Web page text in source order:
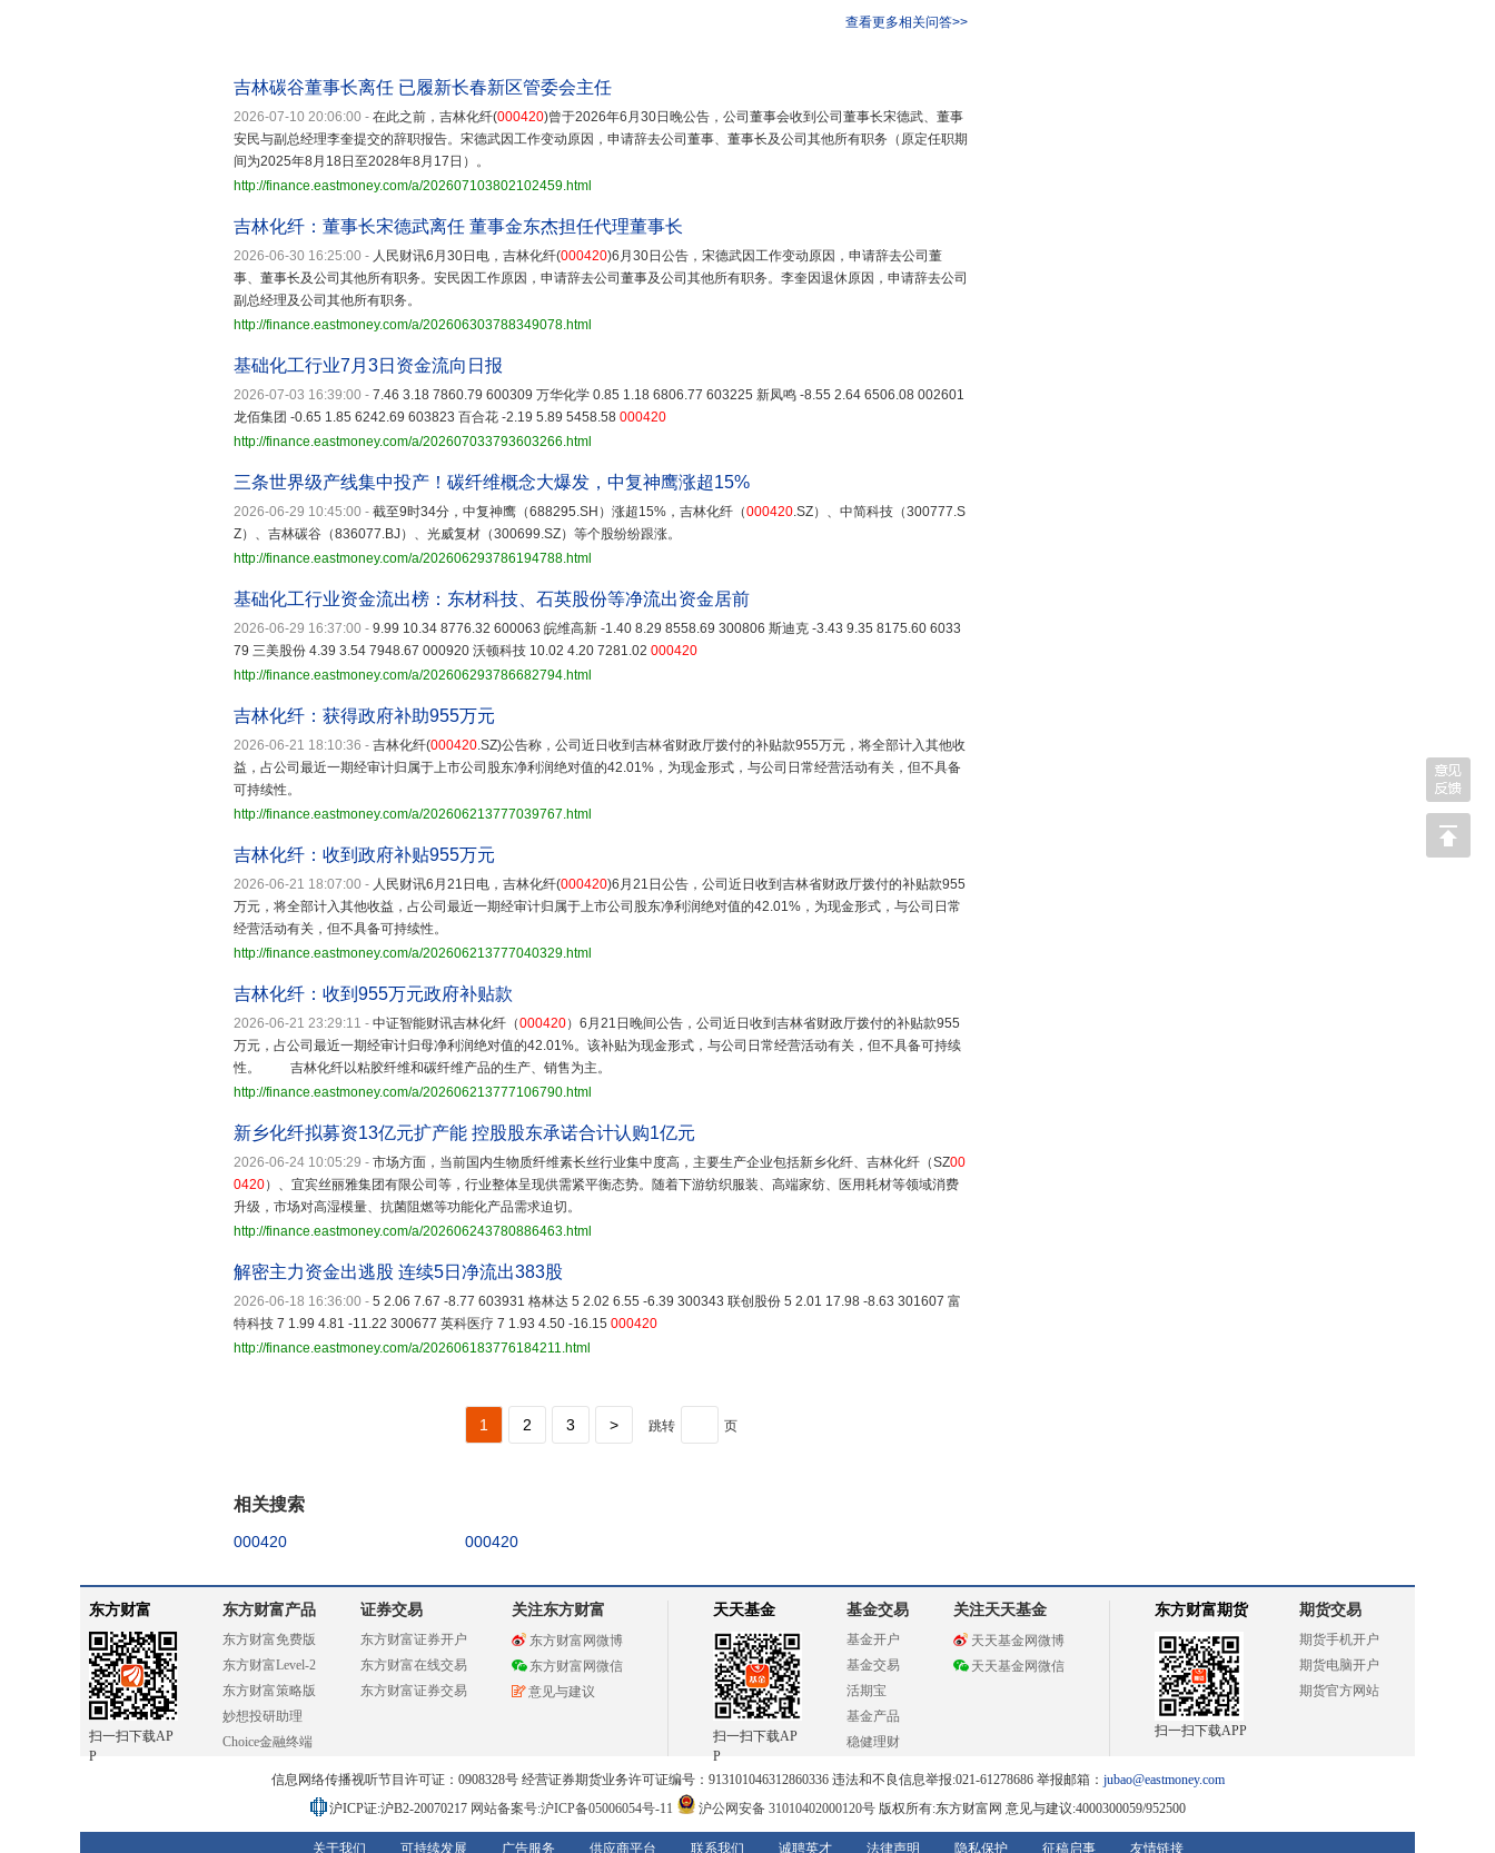
查看更多相关问答>>
吉林碳谷董事长离任 已履新长春新区管委会主任
2026-07-10 20:06:00 - 在此之前，吉林化纤(000420)曾于2026年6月30日晚公告，公司董事会收到公司董事长宋德武、董事
安民与副总经理李奎提交的辞职报告。宋德武因工作变动原因，申请辞去公司董事、董事长及公司其他所有职务（原定任职期
间为2025年8月18日至2028年8月17日）。
http://finance.eastmoney.com/a/202607103802102459.html
吉林化纤：董事长宋德武离任 董事金东杰担任代理董事长
2026-06-30 16:25:00 - 人民财讯6月30日电，吉林化纤(000420)6月30日公告，宋德武因工作变动原因，申请辞去公司董
事、董事长及公司其他所有职务。安民因工作原因，申请辞去公司董事及公司其他所有职务。李奎因退休原因，申请辞去公司
副总经理及公司其他所有职务。
http://finance.eastmoney.com/a/202606303788349078.html
基础化工行业7月3日资金流向日报
2026-07-03 16:39:00 - 7.46 3.18 7860.79 600309 万华化学 0.85 1.18 6806.77 603225 新凤鸣 -8.55 2.64 6506.08 002601
龙佰集团 -0.65 1.85 6242.69 603823 百合花 -2.19 5.89 5458.58 000420
http://finance.eastmoney.com/a/202607033793603266.html
三条世界级产线集中投产！碳纤维概念大爆发，中复神鹰涨超15%
2026-06-29 10:45:00 - 截至9时34分，中复神鹰（688295.SH）涨超15%，吉林化纤（000420.SZ）、中简科技（300777.S
Z）、吉林碳谷（836077.BJ）、光威复材（300699.SZ）等个股纷纷跟涨。
http://finance.eastmoney.com/a/202606293786194788.html
基础化工行业资金流出榜：东材科技、石英股份等净流出资金居前
2026-06-29 16:37:00 - 9.99 10.34 8776.32 600063 皖维高新 -1.40 8.29 8558.69 300806 斯迪克 -3.43 9.35 8175.60 6033
79 三美股份 4.39 3.54 7948.67 000920 沃顿科技 10.02 4.20 7281.02 000420
http://finance.eastmoney.com/a/202606293786682794.html
吉林化纤：获得政府补助955万元
2026-06-21 18:10:36 - 吉林化纤(000420.SZ)公告称，公司近日收到吉林省财政厅拨付的补贴款955万元，将全部计入其他收
益，占公司最近一期经审计归属于上市公司股东净利润绝对值的42.01%，为现金形式，与公司日常经营活动有关，但不具备
可持续性。
http://finance.eastmoney.com/a/202606213777039767.html
吉林化纤：收到政府补贴955万元
2026-06-21 18:07:00 - 人民财讯6月21日电，吉林化纤(000420)6月21日公告，公司近日收到吉林省财政厅拨付的补贴款955
万元，将全部计入其他收益，占公司最近一期经审计归属于上市公司股东净利润绝对值的42.01%，为现金形式，与公司日常
经营活动有关，但不具备可持续性。
http://finance.eastmoney.com/a/202606213777040329.html
吉林化纤：收到955万元政府补贴款
2026-06-21 23:29:11 - 中证智能财讯吉林化纤（000420）6月21日晚间公告，公司近日收到吉林省财政厅拨付的补贴款955
万元，占公司最近一期经审计归母净利润绝对值的42.01%。该补贴为现金形式，与公司日常经营活动有关，但不具备可持续
性。 吉林化纤以粘胶纤维和碳纤维产品的生产、销售为主。
http://finance.eastmoney.com/a/202606213777106790.html
新乡化纤拟募资13亿元扩产能 控股股东承诺合计认购1亿元
2026-06-24 10:05:29 - 市场方面，当前国内生物质纤维素长丝行业集中度高，主要生产企业包括新乡化纤、吉林化纤（SZ00
0420）、宜宾丝丽雅集团有限公司等，行业整体呈现供需紧平衡态势。随着下游纺织服装、高端家纺、医用耗材等领域消费
升级，市场对高湿模量、抗菌阻燃等功能化产品需求迫切。
http://finance.eastmoney.com/a/202606243780886463.html
解密主力资金出逃股 连续5日净流出383股
2026-06-18 16:36:00 - 5 2.06 7.67 -8.77 603931 格林达 5 2.02 6.55 -6.39 300343 联创股份 5 2.01 17.98 -8.63 301607 富
特科技 7 1.99 4.81 -11.22 300677 英科医疗 7 1.93 4.50 -16.15 000420
http://finance.eastmoney.com/a/202606183776184211.html
1 2 3 > 跳转 页
相关搜索
000420 000420
东方财富
扫一扫下载AP
P
东方财富产品
东方财富免费版
东方财富Level-2
东方财富策略版
妙想投研助理
Choice金融终端
证券交易
东方财富证券开户
东方财富在线交易
东方财富证券交易
关注东方财富
东方财富网微博
东方财富网微信
意见与建议
天天基金
扫一扫下载AP
P
基金交易
基金开户
基金交易
活期宝
基金产品
稳健理财
关注天天基金
天天基金网微博
天天基金网微信
东方财富期货
扫一扫下载APP
期货交易
期货手机开户
期货电脑开户
期货官方网站
信息网络传播视听节目许可证：0908328号 经营证券期货业务许可证编号：913101046312860336 违法和不良信息举报:021-61278686 举报邮箱： jubao@eastmoney.com
沪ICP证:沪B2-20070217 网站备案号:沪ICP备05006054号-11 沪公网安备 31010402000120号版权所有:东方财富网 意见与建议:4000300059/952500
关于我们 可持续发展 广告服务 供应商平台 联系我们 诚聘英才 法律声明 隐私保护 征稿启事 友情链接